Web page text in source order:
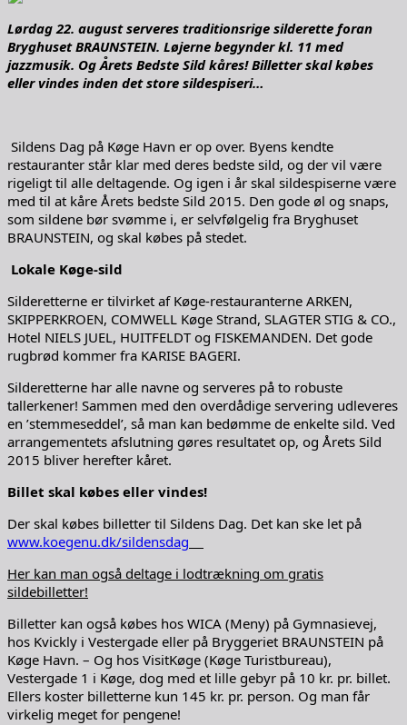
Lørdag 22. august serveres traditionsrige silderette foran
Bryghuset BRAUNSTEIN. Løjerne begynder kl. 11 med
jazzmusik. Og Årets Bedste Sild kåres! Billetter skal købes
eller vindes inden det store sildespiseri…
Sildens Dag på Køge Havn er op over. Byens kendte
restauranter står klar med deres bedste sild, og der vil være
rigeligt til alle deltagende. Og igen i år skal sildespiserne være
med til at kåre Årets bedste Sild 2015. Den gode øl og snaps,
som sildene bør svømme i, er selvfølgelig fra Bryghuset
BRAUNSTEIN, og skal købes på stedet.
Lokale Køge-sild
Silderetterne er tilvirket af Køge-restauranterne ARKEN,
SKIPPERKROEN, COMWELL Køge Strand, SLAGTER STIG & CO.,
Hotel NIELS JUEL, HUITFELDT og FISKEMANDEN. Det gode
rugbrød kommer fra KARISE BAGERI.
Silderetterne har alle navne og serveres på to robuste
tallerkener! Sammen med den overdådige servering udleveres
en ’stemmeseddel’, så man kan bedømme de enkelte sild. Ved
arrangementets afslutning gøres resultatet op, og Årets Sild
2015 bliver herefter kåret.
Billet skal købes eller vindes!
Der skal købes billetter til Sildens Dag. Det kan ske let på
www.koegenu.dk/sildensdag
Her kan man også deltage i lodtrækning om gratis
sildebilletter!
Billetter kan også købes hos WICA (Meny) på Gymnasievej,
hos Kvickly i Vestergade eller på Bryggeriet BRAUNSTEIN på
Køge Havn. – Og hos VisitKøge (Køge Turistbureau),
Vestergade 1 i Køge, dog med et lille gebyr på 10 kr. pr. billet.
Ellers koster billetterne kun 145 kr. pr. person. Og man får
virkelig meget for pengene!